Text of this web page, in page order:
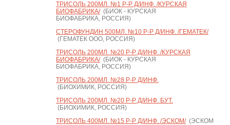
ТРИСОЛЬ 200МЛ. №1 Р-Р Д/ИНФ. /КУРСКАЯ
БИОФАБРИКА/(БИОК - КУРСКАЯ
БИОФАБРИКА, РОССИЯ)
СТЕРОФУНДИН 500МЛ. №10 Р-Р Д/ИНФ. /ГЕМАТЕК/
(ГЕМАТЕК ООО, РОССИЯ)
ТРИСОЛЬ 200МЛ. №20 Р-Р Д/ИНФ. /КУРСКАЯ
БИОФАБРИКА/(БИОК - КУРСКАЯ
БИОФАБРИКА, РОССИЯ)
ТРИСОЛЬ 200МЛ. №28 Р-Р Д/ИНФ.
(БИОХИМИК, РОССИЯ)
ТРИСОЛЬ 200МЛ. №20 Р-Р Д/ИНФ. БУТ.
(БИОХИМИК, РОССИЯ)
ТРИСОЛЬ 400МЛ. №15 Р-Р Д/ИНФ. /ЭСКОМ/(ЭСКОМ